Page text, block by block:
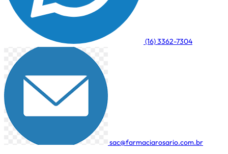
(16) 3362-7304
sac@farmaciarosario.com.br